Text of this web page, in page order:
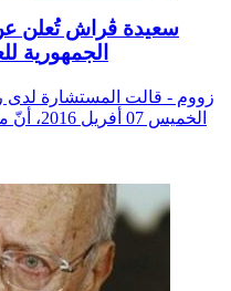
سعيدة ڨراش تُعلن
الجمهورية
زووم - قالت المستشارة لدى
الخميس